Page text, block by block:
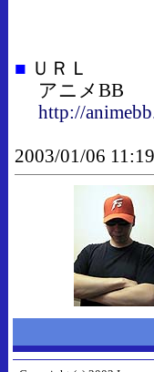
■ ＵＲＬ
アニメBB
http://
2003/01/06 11:19